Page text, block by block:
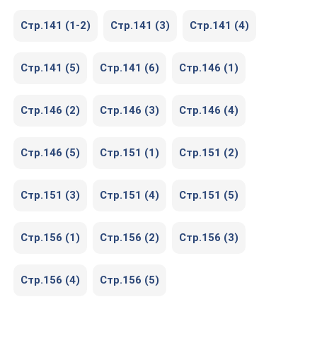
Стр.141 (1-2) Стр.141 (3) Стр.141 (4)
Стр.141 (5) Стр.141 (6) Стр.146 (1)
Стр.146 (2) Стр.146 (3) Стр.146 (4)
Стр.146 (5) Стр.151 (1) Стр.151 (2)
Стр.151 (3) Стр.151 (4) Стр.151 (5)
Стр.156 (1) Стр.156 (2) Стр.156 (3)
Стр.156 (4) Стр.156 (5)